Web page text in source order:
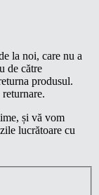
la noi, care nu a
de către
produsul.
și vă vom
lucrătoare cu